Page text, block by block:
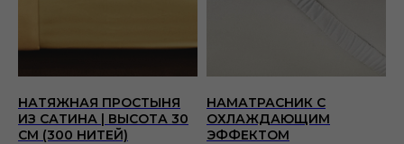
НАТЯЖНАЯ ПРОСТЫНЯ
ИЗ САТИНА | ВЫСОТА 30
СМ (300 НИТЕЙ)
НАМАТРАСНИК С
ОХЛАЖДАЮЩИМ
ЭФФЕКТОМ